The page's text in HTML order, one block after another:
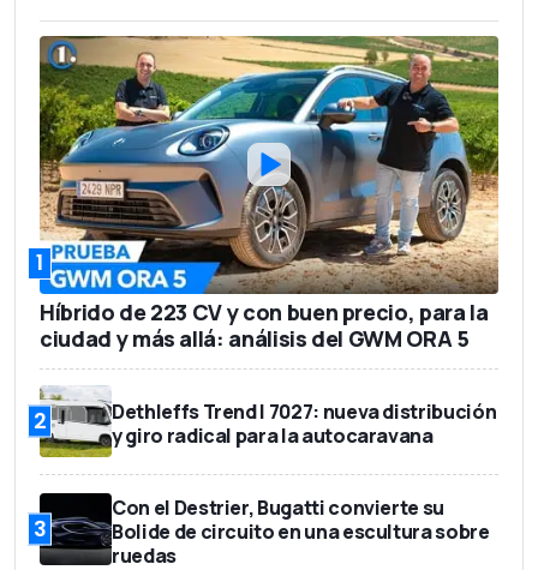
1
Híbrido de 223 CV y con buen precio, para la
ciudad y más allá: análisis del GWM ORA 5
2
Dethleffs Trend I 7027: nueva distribución
y giro radical para la autocaravana
3
Con el Destrier, Bugatti convierte su
Bolide de circuito en una escultura sobre
ruedas